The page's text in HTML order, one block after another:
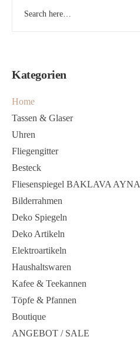
Kategorien
Home
Tassen & Glaser
Uhren
Fliegengitter
Besteck
Fliesenspiegel BAKLAVA AYNA
Bilderrahmen
Deko Spiegeln
Deko Artikeln
Elektroartikeln
Haushaltswaren
Kafee & Teekannen
Töpfe & Pfannen
Boutique
ANGEBOT / SALE